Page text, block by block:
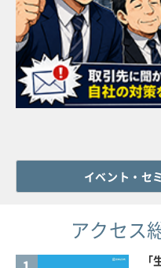
イベント・セ
アクセス